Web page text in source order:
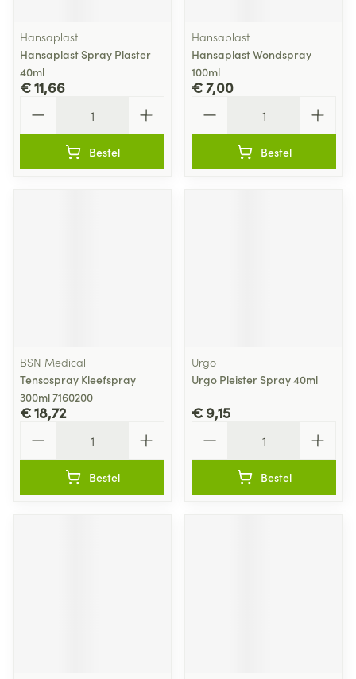
Hansaplast
Hansaplast Spray Plaster
40ml
€ 11,66
Bestel
Hansaplast
Hansaplast Wondspray
100ml
€ 7,00
Bestel
BSN Medical
Tensospray Kleefspray
300ml 7160200
€ 18,72
Bestel
Urgo
Urgo Pleister Spray 40ml
€ 9,15
Bestel